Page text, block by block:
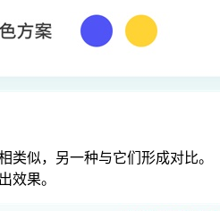
类似，另一种与它们形成对比。
效果。